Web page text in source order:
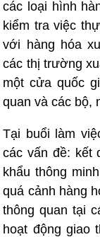
các loại hình
kiểm tra việc
với hàng hóa
các thị trường
một cửa quốc
quan và các bộ,
Tại buổi làm
các vấn đề: kết
khẩu thông
quá cảnh hàng
thông quan tại
hoạt động giao